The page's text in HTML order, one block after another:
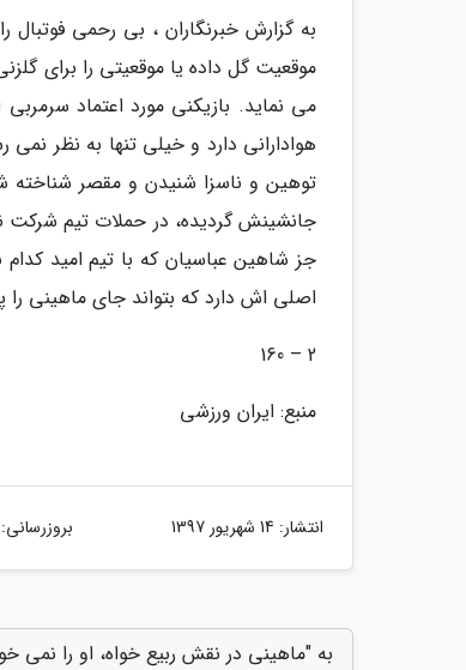
به گزارش خبرنگاران ، بی رحمی
موقعیت گل داده یا موقعیتی را برای
می نماید. بازیکنی مورد اعتماد
هوادارانی دارد و خیلی تنها به نظر
توهین و ناسزا شنیدن و مقصر شناخته
جانشینش گردیده، در حملات تیم
جز شاهین عباسیان که با تیم امید
اصلی اش دارد که بتواند جای ماهینی را
2 – 160
منبع: ایران ورزشی
انتشار: 14 شهریور 1397 بروزرسانی:
به "ماهینی در نقش ربیع خواه، او را نمی